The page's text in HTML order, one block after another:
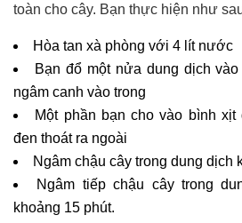
toàn cho cây. Bạn thực hiện như
Hòa tan xà phòng với 4 lít nước
Bạn đổ một nửa dung dịch
ngâm canh vào trong
Một phần bạn cho vào bình
đen thoát ra ngoài
Ngâm chậu cây trong dung dịch
Ngâm tiếp chậu cây trong
khoảng 15 phút.